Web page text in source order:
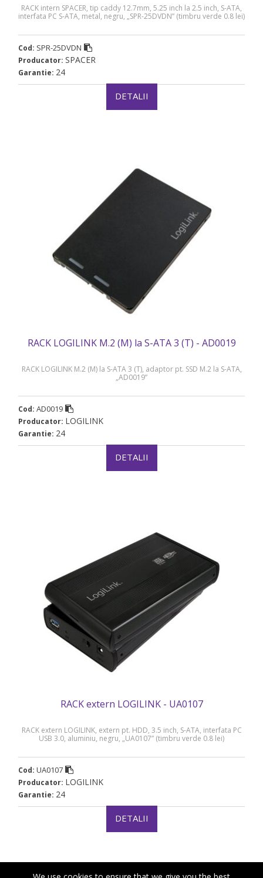
RACK intern SPACER, tip caddy 12.7mm, 5.25 inch la 2.5 inch, S-ATA,
interfata PC S-ATA, metal, negru, „SPR-25DVDN” (timbru verde 0.8 lei)
Cod: SPR-25DVDN
Producator: SPACER
Garantie: 24
DETALII
RACK LOGILINK M.2 (M) la S-ATA 3 (T) - AD0019
RACK LOGILINK M.2 (M) la S-ATA 3 (T), adaptor pt. SSD M.2 la S-ATA,
„AD0019”
Cod: AD0019
Producator: LOGILINK
Garantie: 24
DETALII
RACK extern LOGILINK - UA0107
RACK extern LOGILINK, extern pt. HDD, 3.5 inch, S-ATA, interfata PC
USB 3.0, aluminiu, negru, „UA0107” (timbru verde 0.8 lei)
Cod: UA0107
Producator: LOGILINK
Garantie: 24
DETALII